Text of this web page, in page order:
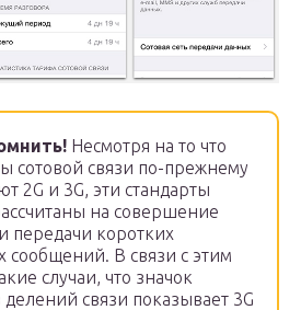
Несмотря на то что
сотовой связи по-прежнему
2G и 3G, эти стандарты
на совершение
передачи коротких
сообщений. В связи с этим
случаи, что значок
связи показывает 3G